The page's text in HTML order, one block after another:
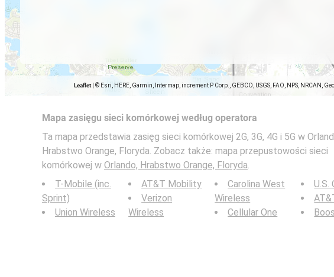
Leaflet © Esri, HERE, Garmin, Intermap, increment P Corp., GEBCO, USGS, FAO, NPS, NRCAN,
Mapa zasięgu sieci komórkowej według operatora
Ta mapa przedstawia zasięg sieci komórkowej 2G, 3G, 4G i 5G w
Hrabstwo Orange, Floryda. Zobacz także: mapa przepustowości sieci
komórkowej w Orlando, Hrabstwo Orange, Floryda.
T-Mobile (inc.
Sprint)
Union Wireless
AT&T Mobility
Verizon
Wireless
Carolina West
Wireless
Cellular One
U.S.